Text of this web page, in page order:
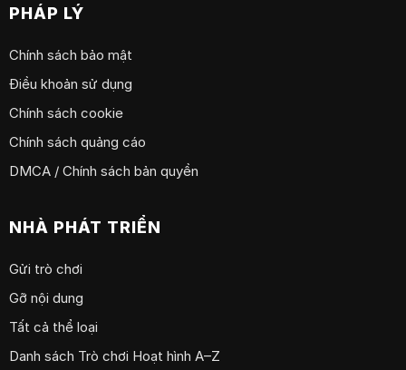
PHÁP LÝ
Chính sách bảo mật
Điều khoản sử dụng
Chính sách cookie
Chính sách quảng cáo
DMCA / Chính sách bản quyền
NHÀ PHÁT TRIỂN
Gửi trò chơi
Gỡ nội dung
Tất cả thể loại
Danh sách Trò chơi Hoạt hình A–Z